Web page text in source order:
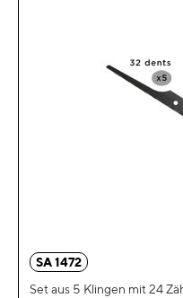
SA 1472
Set aus 5 Klingen mit 24